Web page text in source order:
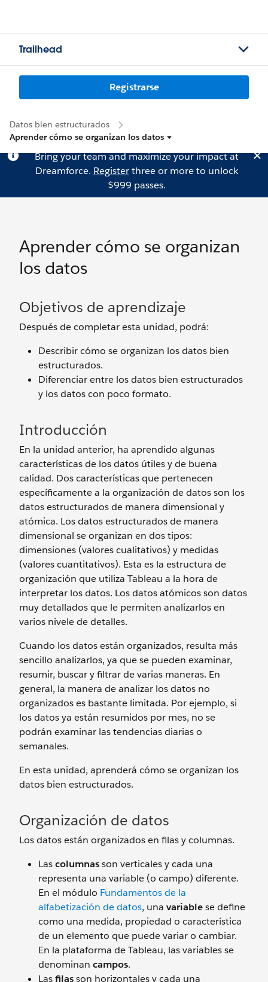
Trailhead
Registrarse
Datos bien estructurados
Aprender cómo se organizan los datos
Bring your team and maximize your impact at
Dreamforce. Registerthree or more to unlock
$999 passes.
Aprender cómo se organizan
los datos
Objetivos de aprendizaje
Después de completar esta unidad, podrá:
Describir cómo se organizan los datos bien
estructurados.
Diferenciar entre los datos bien estructurados
y los datos con poco formato.
Introducción
En la unidad anterior, ha aprendido algunas
características de los datos útiles y de buena
calidad. Dos características que pertenecen
específicamente a la organización de datos son los
datos estructurados de manera dimensional y
atómica. Los datos estructurados de manera
dimensional se organizan en dos tipos:
dimensiones (valores cualitativos) y medidas
(valores cuantitativos). Esta es la estructura de
organización que utiliza Tableau a la hora de
interpretar los datos. Los datos atómicos son datos
muy detallados que le permiten analizarlos en
varios nivele de detalles.
Cuando los datos están organizados, resulta más
sencillo analizarlos, ya que se pueden examinar,
resumir, buscar y filtrar de varias maneras. En
general, la manera de analizar los datos no
organizados es bastante limitada. Por ejemplo, si
los datos ya están resumidos por mes, no se
podrán examinar las tendencias diarias o
semanales.
En esta unidad, aprenderá cómo se organizan los
datos bien estructurados.
Organización de datos
Los datos están organizados en filas y columnas.
Lascolumnasson verticales y cada una
representa una variable (o campo) diferente.
En el módulo Fundamentos de la
alfabetización de datos, una variablese define
como una medida, propiedad o característica
de un elemento que puede variar o cambiar.
En la plataforma de Tableau, las variables se
denominan campos.
Lasfilasson horizontales y cada una